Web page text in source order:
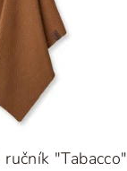
"Tabacco"